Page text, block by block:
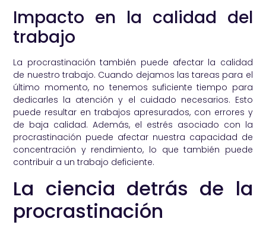
Impacto en la calidad del
trabajo
La procrastinación también puede afectar la calidad
de nuestro trabajo. Cuando dejamos las tareas para el
último momento, no tenemos suficiente tiempo para
dedicarles la atención y el cuidado necesarios. Esto
puede resultar en trabajos apresurados, con errores y
de baja calidad. Además, el estrés asociado con la
procrastinación puede afectar nuestra capacidad de
concentración y rendimiento, lo que también puede
contribuir a un trabajo deficiente.
La ciencia detrás de la
procrastinación